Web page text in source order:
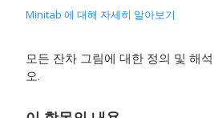
Minitab 에 대해 자세히 알아보기
모든 잔차 그림에 대한 정의 및 해
오.